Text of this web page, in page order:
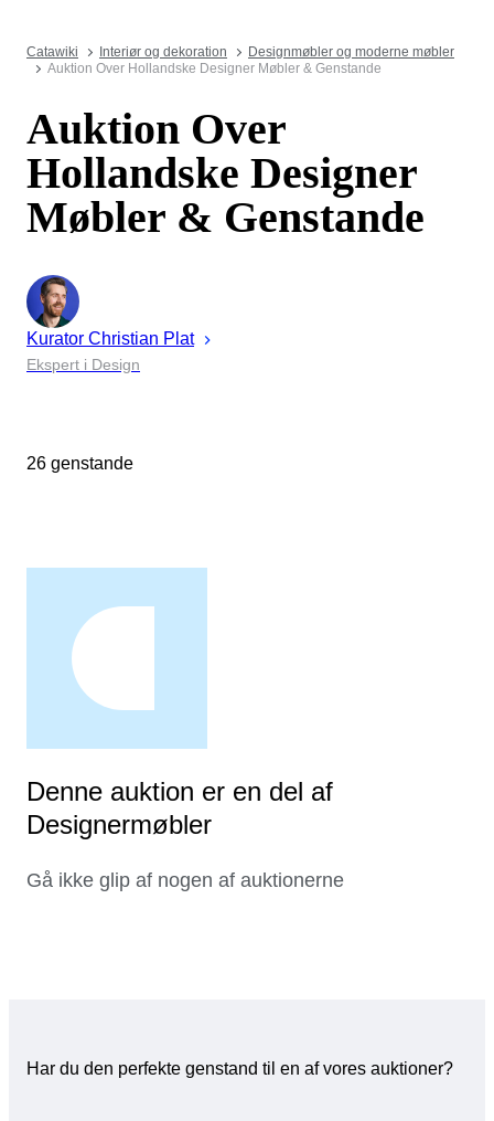
Catawiki Interiør og dekoration
Designmøbler og moderne møbler
Auktion Over Hollandske Designer Møbler & Genstande
Auktion Over
Hollandske Designer
Møbler & Genstande
Kurator Christian Plat
Ekspert i Design
26 genstande
Denne auktion er en del af
Designermøbler
Gå ikke glip af nogen af auktionerne
Har du den perfekte genstand til en af vores auktioner?